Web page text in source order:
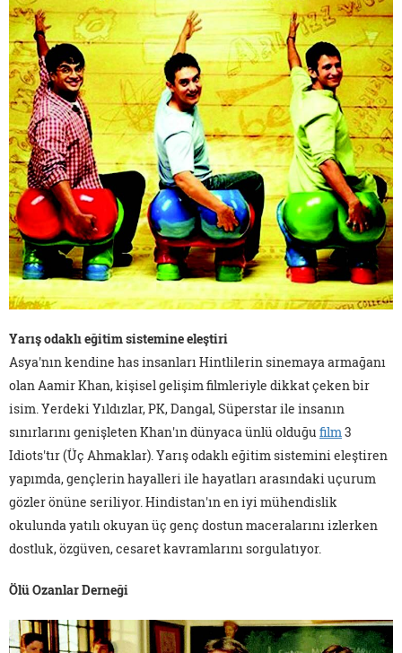
Yarış odaklı eğitim sistemine eleştiri
Asya'nın kendine has insanları Hintlilerin sinemaya armağanı
olan Aamir Khan, kişisel gelişim filmleriyle dikkat çeken bir
isim. Yerdeki Yıldızlar, PK, Dangal, Süperstar ile insanın
sınırlarını genişleten Khan'ın dünyaca ünlü olduğu film3
Idiots'tır (Üç Ahmaklar). Yarış odaklı eğitim sistemini eleştiren
yapımda, gençlerin hayalleri ile hayatları arasındaki uçurum
gözler önüne seriliyor. Hindistan'ın en iyi mühendislik
okulunda yatılı okuyan üç genç dostun maceralarını izlerken
dostluk, özgüven, cesaret kavramlarını sorgulatıyor.
Ölü Ozanlar Derneği